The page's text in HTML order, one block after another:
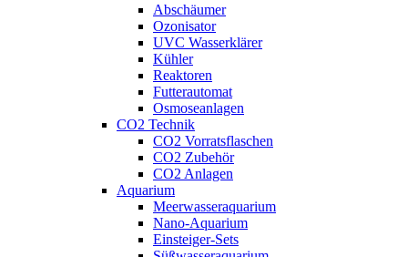
Abschäumer
Ozonisator
UVC Wasserklärer
Kühler
Reaktoren
Futterautomat
Osmoseanlagen
CO2 Technik
CO2 Vorratsflaschen
CO2 Zubehör
CO2 Anlagen
Aquarium
Meerwasseraquarium
Nano-Aquarium
Einsteiger-Sets